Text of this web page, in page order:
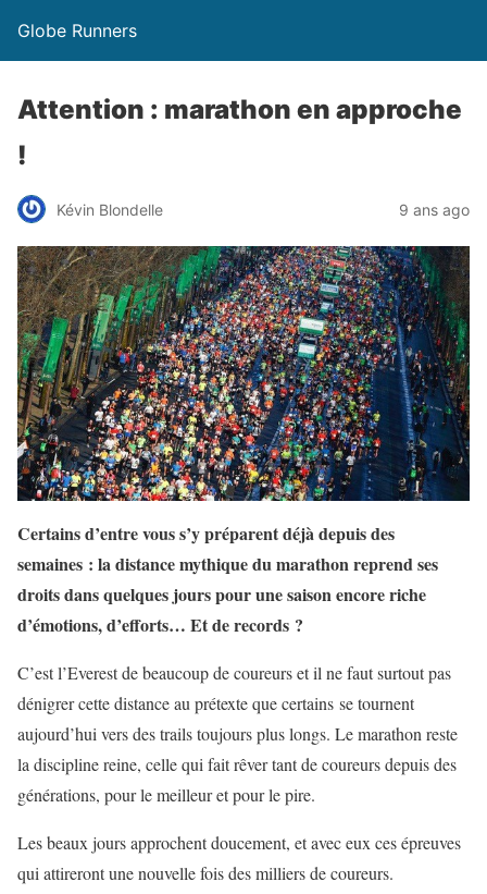
Globe Runners
Attention : marathon en approche
!
Kévin Blondelle 9 ans ago
Certains d’entre vous s’y préparent déjà depuis des
semaines : la distance mythique du marathon reprend ses
droits dans quelques jours pour une saison encore riche
d’émotions, d’efforts… Et de records ?
C’est l’Everest de beaucoup de coureurs et il ne faut surtout pas
dénigrer cette distance au prétexte que certains se tournent
aujourd’hui vers des trails toujours plus longs. Le marathon reste
la discipline reine, celle qui fait rêver tant de coureurs depuis des
générations, pour le meilleur et pour le pire.
Les beaux jours approchent doucement, et avec eux ces épreuves
qui attireront une nouvelle fois des milliers de coureurs.